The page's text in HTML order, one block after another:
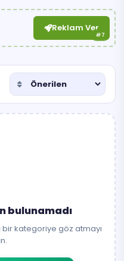
#7
Reklam Ver
bulunamadı
kategoriye göz atmayı